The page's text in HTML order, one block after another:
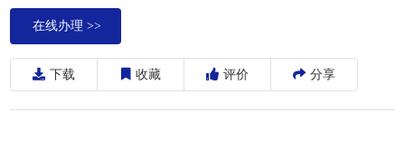
在线办理 >>
下载 收藏 评价 分享